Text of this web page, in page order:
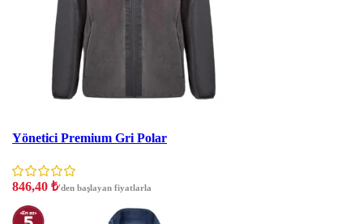
Yönetici Premium Gri Polar
846,40 ₺'den başlayan fiyatlarla